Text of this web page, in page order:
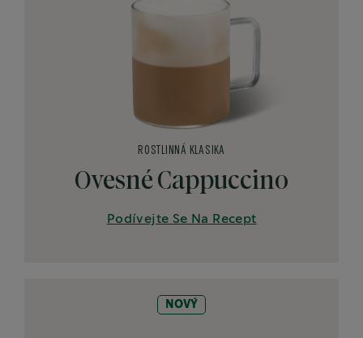
Ovesné Cappuccino
ROSTLINNÁ KLASIKA
Podívejte Se Na Recept
NOVÝ